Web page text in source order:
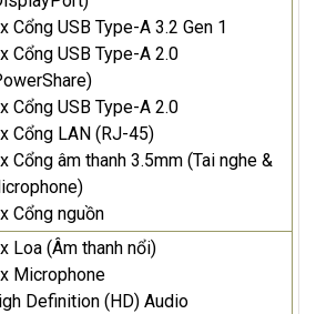
Cổng USB Type-A 3.2 Gen 1
Cổng USB Type-A 2.0
Cổng USB Type-A 2.0
Cổng LAN (RJ-45)
Cổng âm thanh 3.5mm (Tai nghe &
Cổng nguồn
Loa (Âm thanh nổi)
Microphone
Definition (HD) Audio